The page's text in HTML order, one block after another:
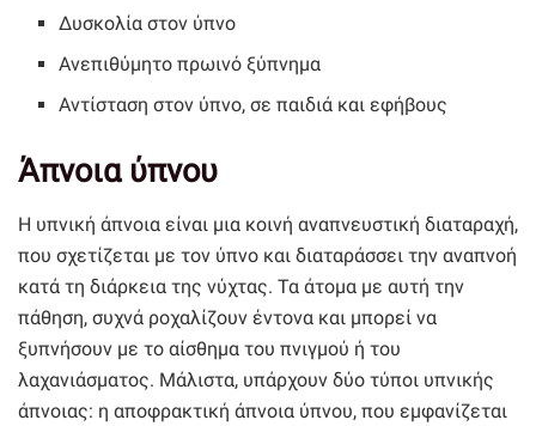
Δυσκολία στον ύπνο
Ανεπιθύμητο πρωινό ξύπνημα
Αντίσταση στον ύπνο, σε παιδιά και εφήβους
Άπνοια ύπνου
Η υπνική άπνοια είναι μια κοινή αναπνευστική διαταραχή,
που σχετίζεται με τον ύπνο και διαταράσσει την αναπνοή
κατά τη διάρκεια της νύχτας. Τα άτομα με αυτή την
πάθηση, συχνά ροχαλίζουν έντονα και μπορεί να
ξυπνήσουν με το αίσθημα του πνιγμού ή του
λαχανιάσματος. Μάλιστα, υπάρχουν δύο τύποι υπνικής
άπνοιας: η αποφρακτική άπνοια ύπνου, που εμφανίζεται